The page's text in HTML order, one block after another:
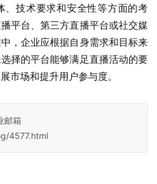
、技术要求和安全性等方面的考
平台、第三方直播平台或社交媒
，企业应根据自身需求和目标来
择的平台能够满足直播活动的要
市场和提升用户参与度。
邮箱
4577.html